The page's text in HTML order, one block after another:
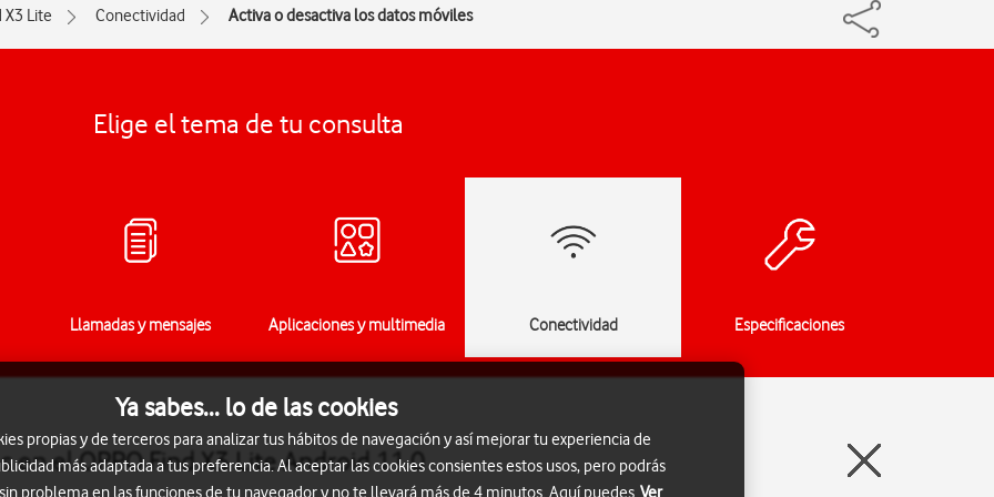
X3 Lite Conectividad Activa o desactiva los datos móviles
Elige el tema de tu consulta
Llamadas y mensajes Aplicaciones y multimedia Conectividad Especificaciones
el OPPO Find X3 Lite Android 11.0
Ya sabes... lo de las cookies
propias y de terceros para analizar tus hábitos de navegación y así mejorar tu experiencia de
más adaptada a tus preferencia. Al aceptar las cookies consientes estos usos, pero podrás
problema en las funciones de tu navegador y no te llevará más de 4 minutos. Aquí puedes Ver